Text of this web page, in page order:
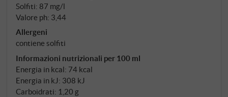
Solfiti: 87 mg/l
Valore ph: 3,44
Allergeni
contiene solfiti
Informazioni nutrizionali per 100 ml
Energia in kcal: 74 kcal
Energia in kJ: 308 kJ
Carboidrati: 1,20 g